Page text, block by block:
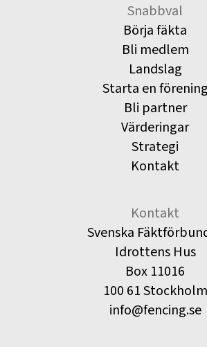
Snabbval
Börja fäkta
Bli medlem
Landslag
Starta en förening
Bli partner
Värderingar
Strategi
Kontakt
Kontakt
Svenska
Idrottens Hus
Box 11016
100 61 Stockholm
info@fencing.se